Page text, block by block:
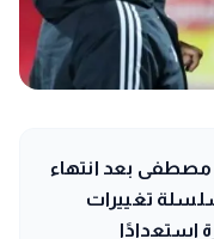
مصطفى بعد انتهاء
تغييرات
استعدادًا